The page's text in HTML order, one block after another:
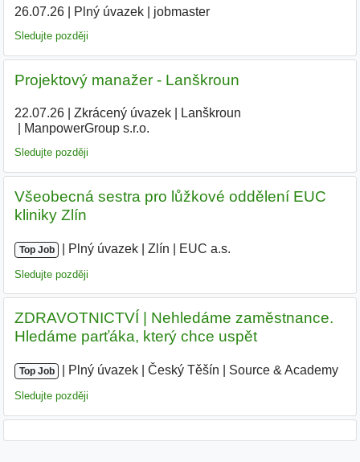
26.07.26| Plný úvazek| jobmaster
Sledujte později
Projektový manažer - Lanškroun
22.07.26| Zkrácený úvazek| Lanškroun
ManpowerGroup s.r.o.
Sledujte později
Všeobecná sestra pro lůžkové oddělení EUC
kliniky Zlín
Top Job Plný úvazek Zlín EUC a.s.
Sledujte později
ZDRAVOTNICTVÍ | Nehledáme zaměstnance.
Hledáme parťáka, který chce uspět
Top Job Plný úvazek Český Těšín Source & Academy
Sledujte později